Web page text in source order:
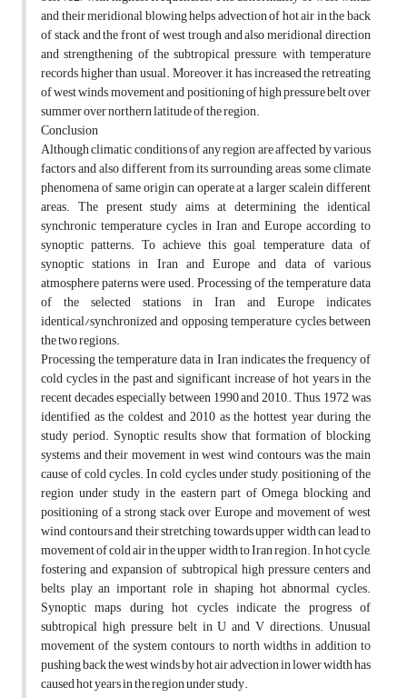
and their meridional blowing helps advection of hot air in the back
of stack and the front of west trough and also meridional direction
and strengthening of the subtropical pressure, with temperature
records higher than usual. Moreover, it has increased the retreating
of west winds, movement and positioning of high pressure belt over
summer over northern latitude of the region.
Conclusion
Although climatic conditions of any region are affected by various
factors and also different from its surrounding areas, some climate
phenomena of same origin can operate at a larger scalein different
areas. The present study aims at determining the identical
synchronic temperature cycles in Iran and Europe according to
synoptic patterns. To achieve this goal, temperature data of
synoptic stations in Iran and Europe and data of various
atmosphere paterns were used. Processing of the temperature data
of the selected stations in Iran and Europe indicates
identical/synchronized and opposing temperature cycles between
the two regions.
Processing the temperature data in Iran indicates the frequency of
cold cycles in the past and significant increase of hot years in the
recent decades especially between 1990 and 2010,. Thus, 1972 was
identified as the coldest and 2010 as the hottest year during the
study period. Synoptic results show that formation of blocking
systems and their movement in west wind contours was the main
cause of cold cycles. In cold cycles under study, positioning of the
region under study in the eastern part of Omega blocking and
positioning of a strong stack over Europe and movement of west
wind contours and their stretching towards upper width can lead to
movement of cold air in the upper width to Iran region. In hot cycle,
fostering and expansion of subtropical high pressure centers and
belts play an important role in shaping hot abnormal cycles.
Synoptic maps during hot cycles indicate the progress of
subtropical high pressure belt in U and V directions. Unusual
movement of the system contours to north widths in addition to
pushing back the west winds by hot air advection in lower width has
caused hot years in the region under study.